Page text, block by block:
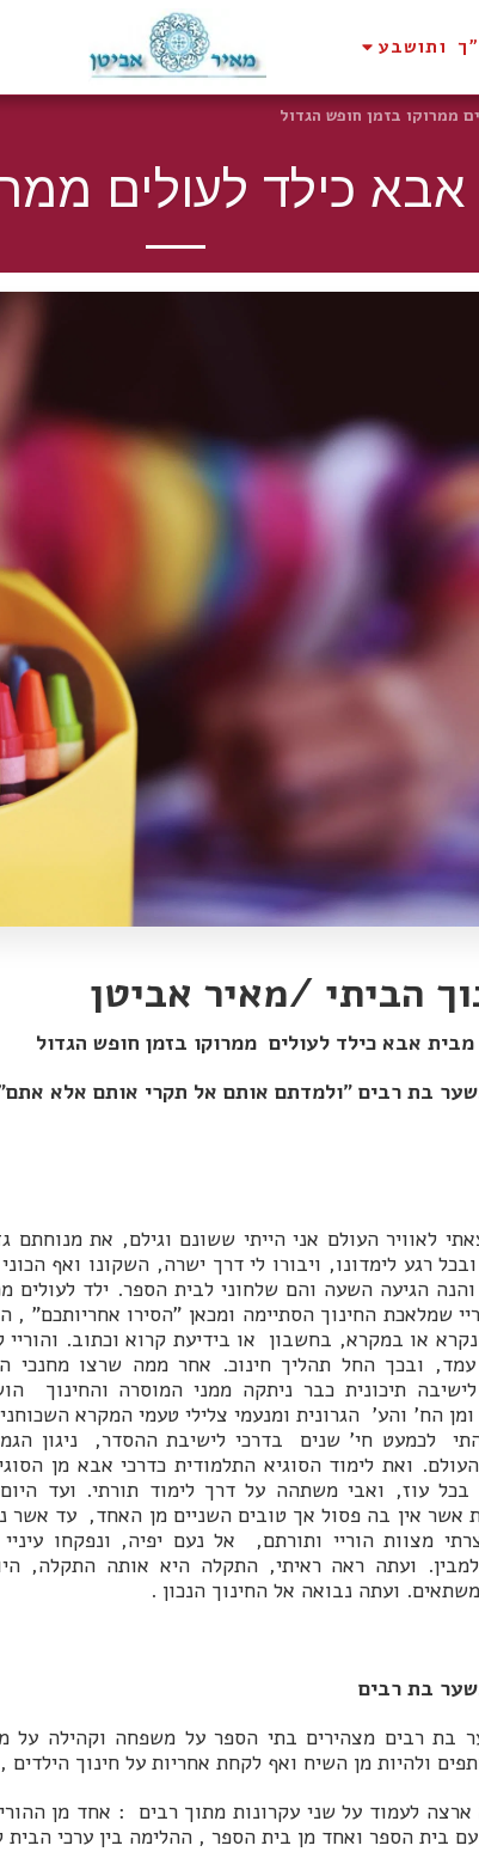
ותושבע
ממרוקו בזמן חופש הגדול
כילד לעולים
הביתי /מאיר אביטן
מבית אבא כילד לעולים ממרוקו בזמן חופש הגדול
בת רבים "ולמדתם אותם אל תקרי אותם אלא
לאוויר העולם אני הייתי ששונם וגילם, את מנוחתם
רגע לימדונו, ויבורו לי דרך ישרה, השקונו ואף
הגיעה השעה והם שלחוני לבית הספר. ילד לעולים
שמלאכת החינוך הסתיימה ומכאן "הסירו אחריותכם" ,
או במקרא, בחשבון או בידיעת קרוא וכתוב. והוריי
ובכך החל תהליך חינוכ. אחר ממה שרצו מחנכי
לישיבה תיכונית כבר ניתקה ממני המוסרה והחינוך
הח' והע' הגרונית ומנעמי צלילי טעמי המקרא
לכמעט חי' שנים בדרכי לישיבת ההסדר, ניגון
ואת לימוד הסוגיא התלמודית כדרכי אבא מן
עוז, ואבי משתהה על דרך לימוד תורתי. ועד
אשר אין בה פסול אך טובים השניים מן האחד, עד אשר
מצוות הוריי ותורתם, אל נעם יפיה, ונפקחו
למבין. ועתה ראה ראיתי, התקלה היא אותה התקלה,
ועתה נבואה אל החינוך הנכון .
בת רבים
בת רבים מצהירים בתי הספר על משפחה וקהילה על
ולהיות מן השיח ואף לקחת אחריות על חינוך הילדים
לעמוד על שני עקרונות מתוך רבים : אחד מן
בית הספר ואחד מן בית הספר , ההלימה בין ערכי הבית